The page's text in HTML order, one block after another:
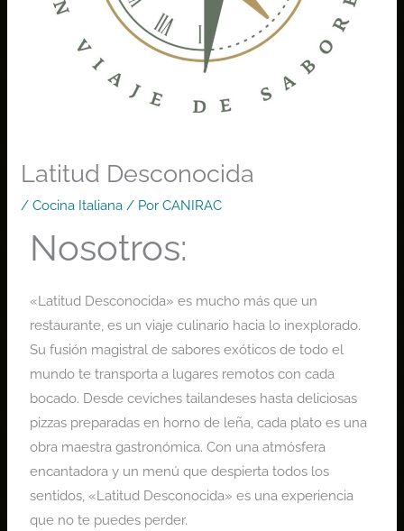
Latitud Desconocida
/Cocina Italiana / PorCANIRAC
Nosotros:
«Latitud Desconocida» es mucho más que un
restaurante, es un viaje culinario hacia lo inexplorado.
Su fusión magistral de sabores exóticos de todo el
mundo te transporta a lugares remotos con cada
bocado. Desde ceviches tailandeses hasta deliciosas
pizzas preparadas en horno de leña, cada plato es una
obra maestra gastronómica. Con una atmósfera
encantadora y un menú que despierta todos los
sentidos, «Latitud Desconocida» es una experiencia
que no te puedes perder.